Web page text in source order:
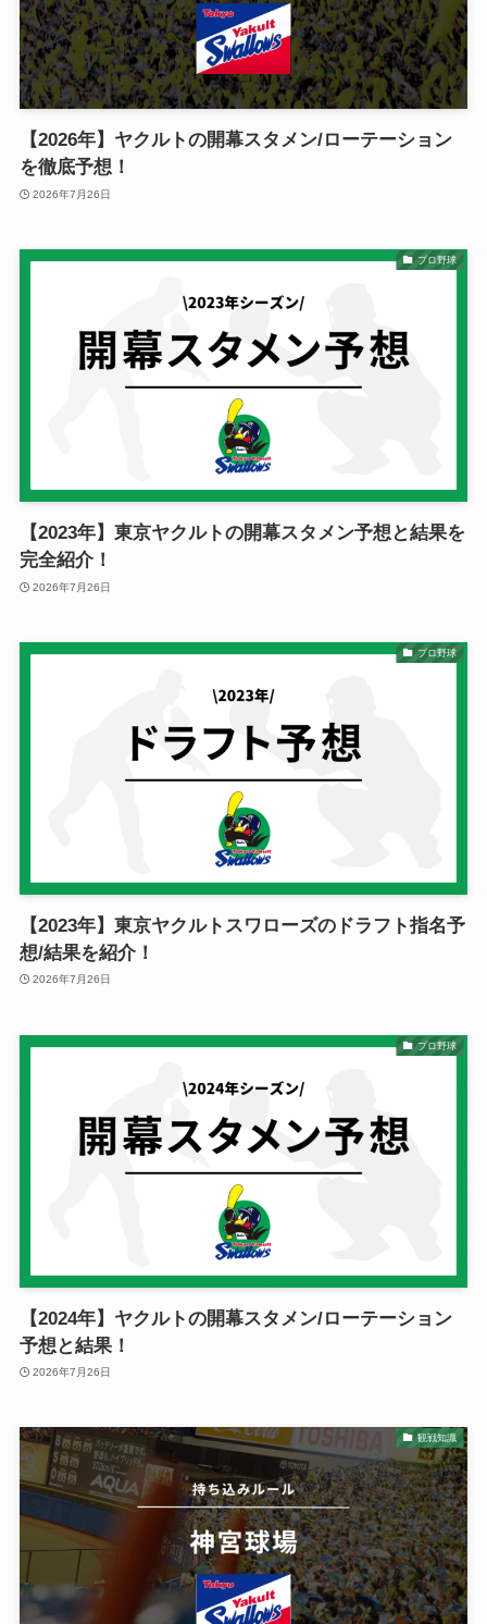
【2026年】ヤクルトの開幕スタメン/ローテーション
を徹底予想！
2026年7月26日
プロ野球
【2023年】東京ヤクルトの開幕スタメン予想と結果を
完全紹介！
2026年7月26日
プロ野球
【2023年】東京ヤクルトスワローズのドラフト指名予
想/結果を紹介！
2026年7月26日
プロ野球
【2024年】ヤクルトの開幕スタメン/ローテーション
予想と結果！
2026年7月26日
観戦知識